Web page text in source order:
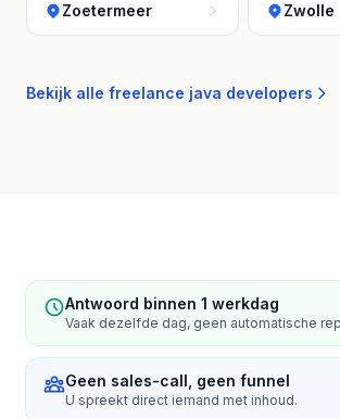
Zoetermeer Zwolle
Bekijk alle freelance java developers
Antwoord binnen 1 werkdag
Vaak dezelfde dag, geen automatische
Geen sales-call, geen funnel
U spreekt direct iemand met inhoud.